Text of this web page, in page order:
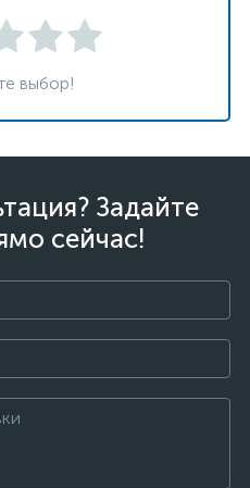
выбор!
Задайте
сейчас!